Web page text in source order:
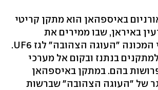
באיספהאן הוא מתקן קריטי
באיראן, שבו ממירים את
האורניום הגולמי המכונה "העוגה הצהובה" לגז UF6.
בנתנז ובקום אל מערכי
בהם. במתקן באיספהאן
של "העוגה הצהובה" שברשות